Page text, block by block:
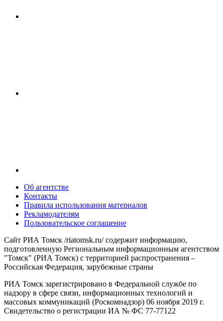
Об агентстве
Контакты
Правила использования материалов
Рекламодателям
Пользовательское соглашение
Сайт РИА Томск /riatomsk.ru/ содержит информацию,
подготовленную Региональным информационным агентством
"Томск" (РИА Томск) с территорией распространения –
Российская Федерация, зарубежные страны
РИА Томск зарегистрировано в Федеральной службе по
надзору в сфере связи, информационных технологий и
массовых коммуникаций (Роскомнадзор) 06 ноября 2019 г.
Свидетельство о регистрации ИА № ФС 77-77122